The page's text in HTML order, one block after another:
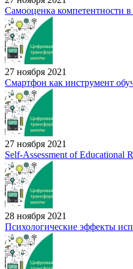
Самооценка компетентности
27 ноября 2021
Смартфон как инструмент
27 ноября 2021
Self-Assessment of Educational
28 ноября 2021
Психологические эффекты